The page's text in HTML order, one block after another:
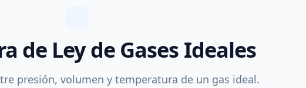
de Ley de Gases Ideales
presión, volumen y temperatura de un gas ideal.